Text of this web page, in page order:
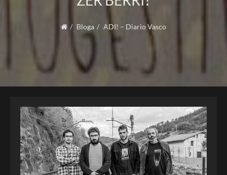
Bloga ADI! – Diario Vasco